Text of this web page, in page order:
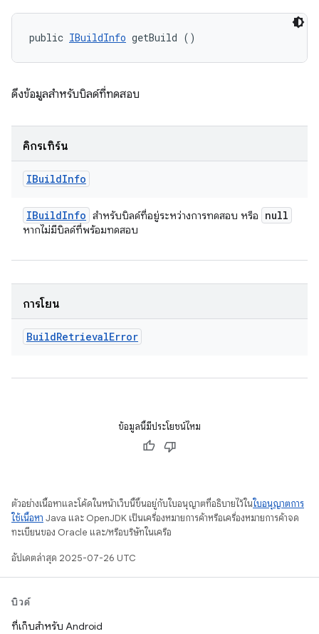
public IBuildInfo getBuild ()
ดึงข้อมูลสําหรับบิลด์ที่ทดสอบ
คิกรีเทิร์น
IBuildInfo
IBuildInfo สำหรับบิลด์ที่อยู่ระหว่างการทดสอบ หรือ null
หากไม่มีบิลด์ที่พร้อมทดสอบ
การโยน
BuildRetrievalError
ข้อมูลนี้มีประโยชน์ไหม
ตัวอย่างเนื้อหาและโค้ดในหน้าเว็บนี้ขึ้นอยู่กับใบอนุญาตที่อธิบายไว้ในใบอนุญาตการ
ใช้เนื้อหา Java และ OpenJDK เป็นเครื่องหมายการค้าหรือเครื่องหมายการค้าจด
ทะเบียนของ Oracle และ/หรือบริษัทในเครือ
อัปเดตล่าสุด 2025-07-26 UTC
บิวด์
ที่เก็บสำหรับ Android